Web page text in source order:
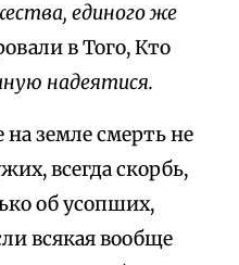
единого же
в Того, Кто
надеятися.
земле смерть не
всегда скорбь,
об усопших,
всякая вообще